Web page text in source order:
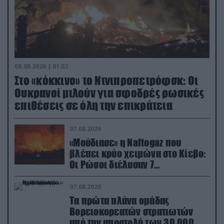
08.08.2026 | 01:02
Στο «κόκκινο» το Ντνιπροπετρόφσκ: Οι
Ουκρανοί μιλούν για σφοδρές ρωσικές
επιθέσεις σε όλη την επικράτεια
07.08.2026
«Μούδιασε» η Naftogaz που
βλέπει κρύο χειμώνα στο Κίεβο:
Οι Ρώσοι διέλυσαν 7
εγκαταστάσεις του ουκρανικού
κολοσσού!
07.08.2026
Τα πρώτα πλάνα ομάδας
Βορειοκορεατών στρατιωτών